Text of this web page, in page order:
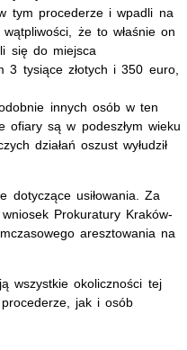
tym procederze i wpadli na
że to właśnie on
się do miejsca
3 tysiące złotych i 350 euro,
innych osób w ten
ofiary są w podeszłym wieku
działań oszustwyłudził
dotyczące usiłowania. Za
Prokuratury Kraków-
aresztowania na
wszystkie okoliczności tej
jak i osób